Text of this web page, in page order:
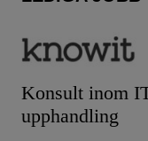
Konsult inom
upphandling